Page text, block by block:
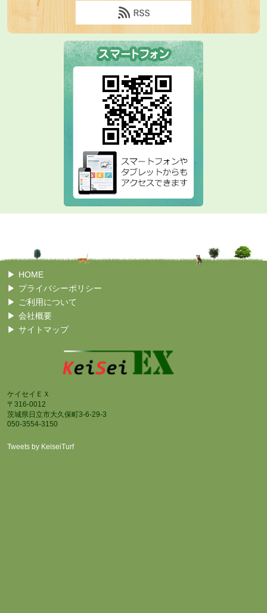
HOME
プライバシーポリシー
ご利用について
会社概要
サイトマップ
ケイセイＥＸ
〒316-0012
茨城県日立市大久保町3-6-29-3
050-3554-3150
Tweets by KeiseiTurf